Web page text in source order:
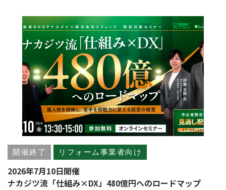
開催終了 リフォーム事業者向け
2026年7月10日開催
ナカジツ流「仕組み×DX」480億円へのロードマップ